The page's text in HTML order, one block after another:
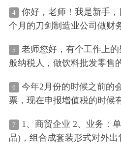
已抵扣了供应商开的专票，
要退货，退回来我们也要退
要
怎么处理 呢
开票这边应该怎么处理合适
4
你好，老师！我是新手
个月的刀剑制造业公司做财
的，然后生产环节领料也没
产的刀剑品种繁多，实际生成成
收到的
进项票 明细 是配件、
票品类是宝剑这些。然后车
领料单之类的，领用入库都
也不清晰。过几天就要报税
成本以及销售成本哈？谢谢
5
老师您好，有个工作上
般纳税人，做饮料批发零售
是个体户、个人，占了七成
是正常有开票出去的。三成
公户。七成不
开票
没合同，
公司之前一直都没报私人的
多的税。但是这样就导致公司
6 今年2月份的时候之前的
票，现在申报增值税的时候
表，但是填在哪一项内容呢
7 1、商贸企业 2、业